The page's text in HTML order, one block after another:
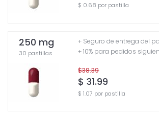
$ 0.68 por pastilla
250 mg
30 pastillas
$38.39
$ 31.99
$ 1.07 por pastilla
+ Seguro de entrega del
+ 10% para pedidos